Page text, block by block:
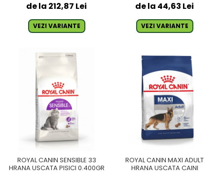
de la 212,87 Lei
VEZI VARIANTE
de la 44,63 Lei
VEZI VARIANTE
ROYAL CANIN SENSIBLE 33
HRANA USCATA PISICI 0.400GR
ROYAL CANIN MAXI ADULT
HRANA USCATA CAINI